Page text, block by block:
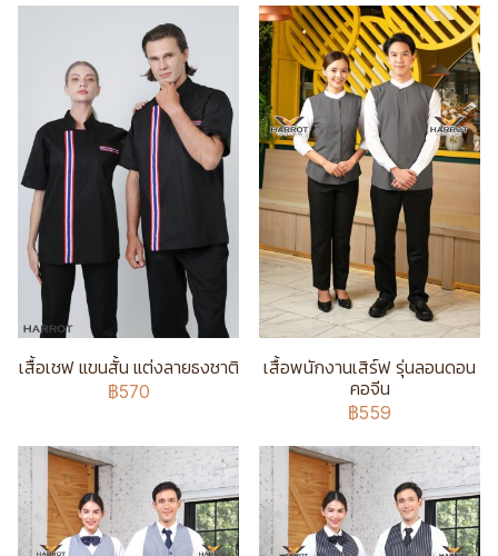
เสื้อเชฟ แขนสั้น แต่งลายธงชาติ
฿570
เสื้อพนักงานเสิร์ฟ รุ่นลอนดอน
คอจีน
฿559